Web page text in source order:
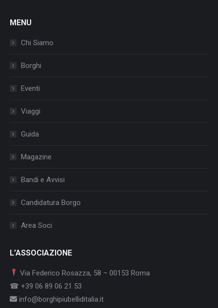
MENU
Chi Siamo
Borghi
Eventi
Viaggi
Guida
Magazine
Bandi e Avvisi
Candidatura Borgo
Area Soci
L’ASSOCIAZIONE
Via Federico Rosazza, 58 – 00153 Roma
☎ +39 06 89 06 21 53
info@borghipiubelliditalia.it